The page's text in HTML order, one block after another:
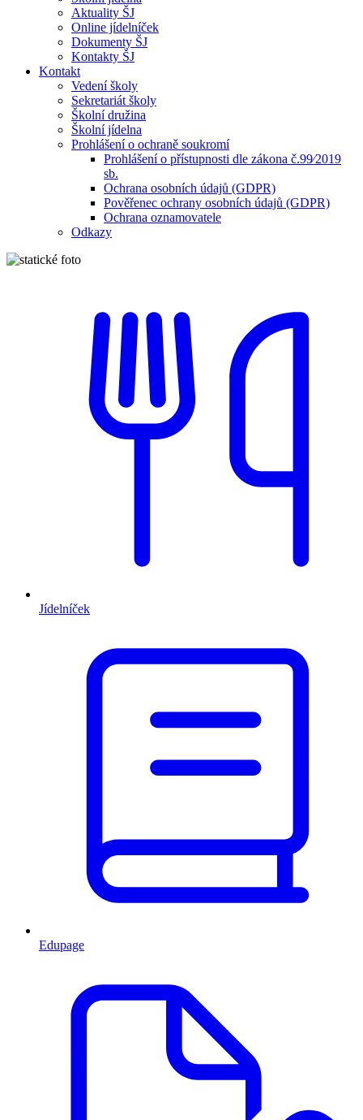
Aktuality ŠJ
Online jídelníček
Dokumenty ŠJ
Kontakty ŠJ
Kontakt
Vedení školy
Sekretariát školy
Školní družina
Školní jídelna
Prohlášení o ochraně soukromí
Prohlášení o přístupnosti dle zákona č.99⁄2019
sb.
Ochrana osobních údajů (GDPR)
Pověřenec ochrany osobních údajů (GDPR)
Ochrana oznamovatele
Odkazy
Jídelníček
Edupage